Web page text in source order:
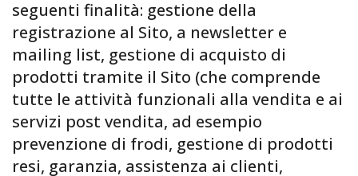
seguenti finalità: gestione della
registrazione al Sito, a newsletter e
mailing list, gestione di acquisto di
prodotti tramite il Sito (che comprende
tutte le attività funzionali alla vendita e ai
servizi post vendita, ad esempio
prevenzione di frodi, gestione di prodotti
resi, garanzia, assistenza ai clienti,